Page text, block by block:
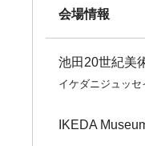
会場情報
池田20世紀美
イケダニジュッ
IKEDA